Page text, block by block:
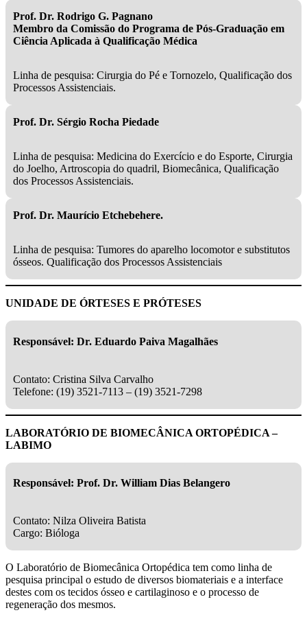
Prof. Dr. Rodrigo G. Pagnano
Membro da Comissão do Programa de Pós-Graduação em
Ciência Aplicada à Qualificação Médica
Linha de pesquisa: Cirurgia do Pé e Tornozelo, Qualificação dos
Processos Assistenciais.
Prof. Dr. Sérgio Rocha Piedade
Linha de pesquisa: Medicina do Exercício e do Esporte, Cirurgia
do Joelho, Artroscopia do quadril, Biomecânica, Qualificação
dos Processos Assistenciais.
Prof. Dr. Maurício Etchebehere.
Linha de pesquisa: Tumores do aparelho locomotor e substitutos
ósseos. Qualificação dos Processos Assistenciais
UNIDADE DE ÓRTESES E PRÓTESES
Responsável: Dr. Eduardo Paiva Magalhães
Contato: Cristina Silva Carvalho
Telefone: (19) 3521-7113 – (19) 3521-7298
LABORATÓRIO DE BIOMECÂNICA ORTOPÉDICA –
LABIMO
Responsável: Prof. Dr. William Dias Belangero
Contato: Nilza Oliveira Batista
Cargo: Bióloga
O Laboratório de Biomecânica Ortopédica tem como linha de
pesquisa principal o estudo de diversos biomateriais e a interface
destes com os tecidos ósseo e cartilaginoso e o processo de
regeneração dos mesmos.